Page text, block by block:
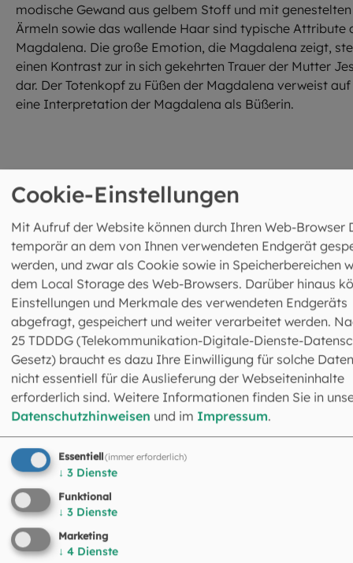
modische Gewand aus gelbem Stoff und mit genestelten
Ärmeln sowie das wallende Haar sind typische Attribute
Magdalena. Die große Emotion, die Magdalena zeigt,
einen Kontrast zur in sich gekehrten Trauer der Mutter
dar. Der Totenkopf zu Füßen der Magdalena verweist auf
eine Interpretation der Magdalena als Büßerin.
© Berthold Kress
Streichen, St. Servatius, Choraltar, Flügelaltar von 1524.
Predellenrelief in Profilrahmen, Holz mit weitgehend
originaler Fassung, ca. 51 x 61 cm. Die an diesem Altar
tätigen Bildschnitzer und Maler sind namentlich nicht
bekannt, doch vermutet man die Maler aus dem Umkreis
des Wolf Huber, des Gordian Guckh sowie dem
Meister.
Die Kreuzabnahme
Nach dem Tod Jesu kümmerte sich Joseph von
ein wohlhabender Mann, Ratsmitglied und heimlicher
Jünger Jesu, um die Erlaubnis, Jesus vom Kreuz
zu dürfen. Bei der Kreuzabnahme waren laut
(Mt 27, 57-60; Mk 15, 46; Joh. 19, 38-40) nicht nur Joseph,
sondern auch Nikodemus dabei, der eine Mischung aus
Myrrhe und Aloe mitbrachte. „Die Frauen, die mit Jesus
Cookie-Einstellungen
Mit Aufruf der Website können durch Ihren Web-Browser
temporär an dem von Ihnen verwendeten Endgerät
werden, und zwar als Cookie sowie in Speicherbereichen
dem Local Storage des Web-Browsers. Darüber hinaus
Einstellungen und Merkmale des verwendeten Endgeräts
abgefragt, gespeichert und weiter verarbeitet werden.
25 TDDDG (Telekommunikation-Digitale-Dienste-
Gesetz) braucht es dazu Ihre Einwilligung für solche
nicht essentiell für die Auslieferung der Webseiteninhalte
erforderlich sind. Weitere Informationen finden Sie in
Datenschutzhinweisen und im Impressum.
Essentiell(immer erforderlich)
↓ 3 Dienste
Funktional
↓ 3 Dienste
Marketing
↓ 4 Dienste